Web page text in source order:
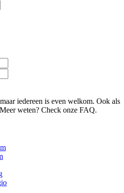
iedereen is even welkom. Ook als
weten? Check onze FAQ.